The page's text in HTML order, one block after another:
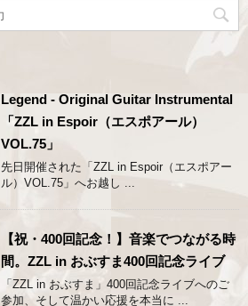
Legend - Original Guitar Instrumental
「ZZL in Espoir（エスポアール）
VOL.75」
先日開催された「ZZL in Espoir（エスポアー
ル）VOL.75」へお越し ...
【祝・400回記念！】音楽でつながる時
間。ZZL in おぶすま400回記念ライブ
「ZZL in おぶすま」400回記念ライブへのご
参加、そして温かい応援を本当に ...